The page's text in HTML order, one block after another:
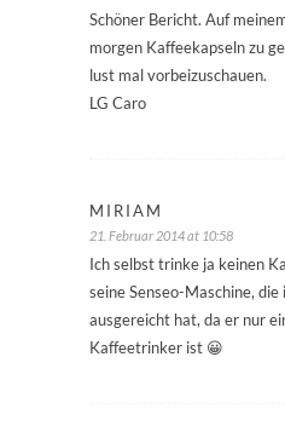
Schöner Bericht. Auf
morgen Kaffeekapseln zu
lust mal vorbeizuschauen.
LG Caro
MIRIAM
21. Februar 2014 at 10:58
Ich selbst trinke ja keinen
seine Senseo-Maschine,
ausgereicht hat, da er nur
Kaffeetrinker ist 😀